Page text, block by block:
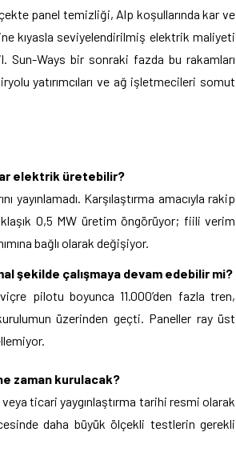
panel temizliği, Alp koşullarında kar ve
kıyasla seviyelendirilmiş elektrik maliyeti
Sun-Ways bir sonraki fazda bu rakamları
yatırımcıları ve ağ işletmecileri somut
elektrik üretebilir?
Karşılaştırma amacıyla rakip
0,5 MW üretim öngörüyor; fiili verim
bağlı olarak değişiyor.
şekilde çalışmaya devam edebilir mi?
pilotu boyunca 11.000’den fazla tren,
üzerinden geçti. Paneller ray üst
zaman kurulacak?
ticari yaygınlaştırma tarihi resmi olarak
daha büyük ölçekli testlerin gerekli